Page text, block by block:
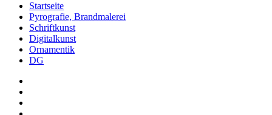
Startseite
Pyrografie, Brandmalerei
Schriftkunst
Digitalkunst
Ornamentik
DG